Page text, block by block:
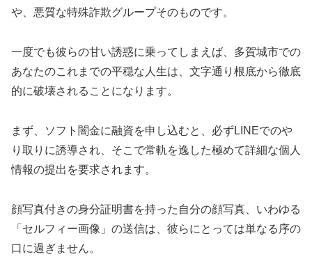
や、悪質な特殊詐欺グループそのものです。
一度でも彼らの甘い誘惑に乗ってしまえば、多賀城市での
あなたのこれまでの平穏な人生は、文字通り根底から徹底
的に破壊されることになります。
まず、ソフト闇金に融資を申し込むと、必ずLINEでのや
り取りに誘導され、そこで常軌を逸した極めて詳細な個人
情報の提出を要求されます。
顔写真付きの身分証明書を持った自分の顔写真、いわゆる
「セルフィー画像」の送信は、彼らにとっては単なる序の
口に過ぎません。